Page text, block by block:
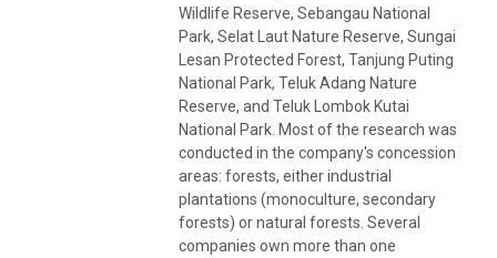
Wildlife Reserve, Sebangau National
Park, Selat Laut Nature Reserve, Sungai
Lesan Protected Forest, Tanjung Puting
National Park, Teluk Adang Nature
Reserve, and Teluk Lombok Kutai
National Park. Most of the research was
conducted in the company's concession
areas: forests, either industrial
plantations (monoculture, secondary
forests) or natural forests. Several
companies own more than one